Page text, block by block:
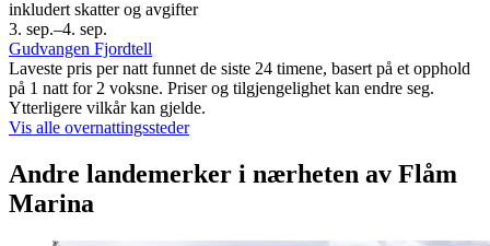
inkludert skatter og avgifter
3. sep.–4. sep.
Gudvangen Fjordtell
Laveste pris per natt funnet de siste 24 timene, basert på et opphold
på 1 natt for 2 voksne. Priser og tilgjengelighet kan endre seg.
Ytterligere vilkår kan gjelde.
Vis alle overnattingssteder
Andre landemerker i nærheten av Flåm
Marina